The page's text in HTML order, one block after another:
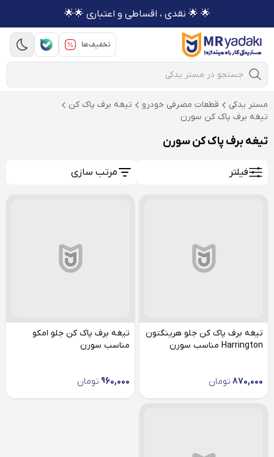
🌟 🌟 نقدی ، اقساطی و اعتباری 🌟🌟
تخفیف‌ها
Mobile Search
مستر یدکی قطعات مصرفی خودرو
تیغه برف پاک کن
تیغه برف پاک کن سورن
تیغه برف پاک کن سورن
فیلتر مرتب سازی
تیغه برف پاک کن جلو هرینگتون
Harrington مناسب سورن
870,000 تومان
تیغه برف پاک کن جلو امکو
مناسب سورن
960,000 تومان